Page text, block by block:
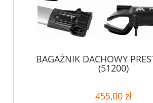
BAGAŻNIK DACHOWY
(51200)
455,00 zł